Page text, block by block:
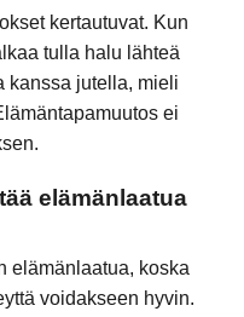
kertautuvat. Kun
tulla halu lähteä
kanssa jutella, mieli
ei
elämänlaatua
elämänlaatua, koska
voidakseen hyvin.